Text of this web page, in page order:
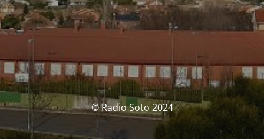
© Radio Soto 2024